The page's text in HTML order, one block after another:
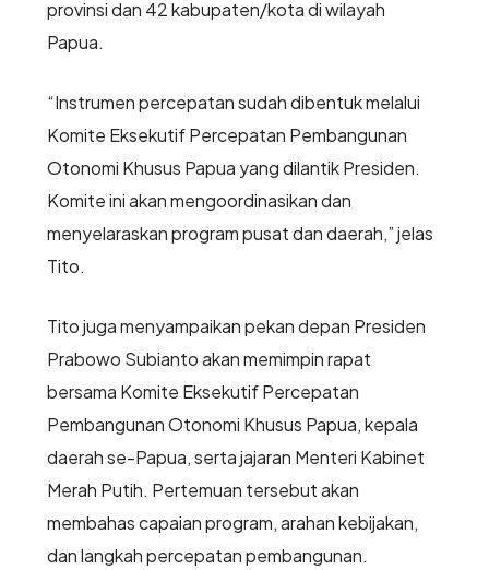
provinsi dan 42 kabupaten/kota di wilayah
Papua.
“Instrumen percepatan sudah dibentuk melalui
Komite Eksekutif Percepatan Pembangunan
Otonomi Khusus Papua yang dilantik Presiden.
Komite ini akan mengoordinasikan dan
menyelaraskan program pusat dan daerah,” jelas
Tito.
Tito juga menyampaikan pekan depan Presiden
Prabowo Subianto akan memimpin rapat
bersama Komite Eksekutif Percepatan
Pembangunan Otonomi Khusus Papua, kepala
daerah se-Papua, serta jajaran Menteri Kabinet
Merah Putih. Pertemuan tersebut akan
membahas capaian program, arahan kebijakan,
dan langkah percepatan pembangunan.